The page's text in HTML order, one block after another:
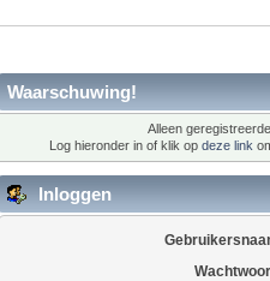
Waarschuwing!
Alleen
Log hieronder in of klik op deze link
Inloggen